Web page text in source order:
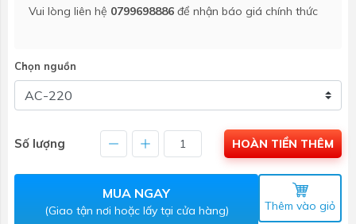
Vui lòng liên hệ 0799698886 để nhận báo giá chính thức
Chọn nguồn
Số lượng HOÀN TIỀN THÊM
MUA NGAY
(Giao tận nơi hoặc lấy tại cửa hàng) Thêm vào giỏ